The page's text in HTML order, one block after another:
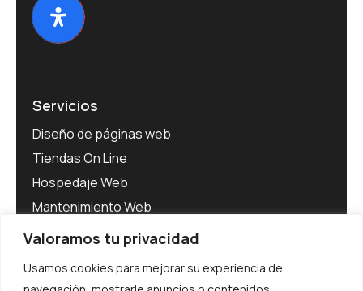
Valoramos tu privacidad
Usamos cookies para mejorar su experiencia de
Servicios
Diseño de páginas web
Tiendas On Line
Hospedaje Web
Mantenimiento Web
Software para Empresas